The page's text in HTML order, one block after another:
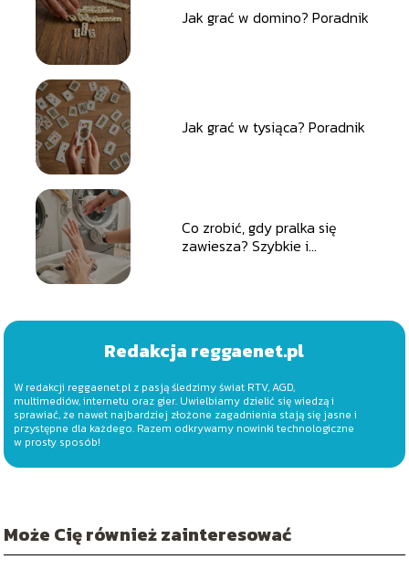
Jak grać w domino? Poradnik
Jak grać w tysiąca? Poradnik
Co zrobić, gdy pralka się
zawiesza? Szybkie i
Redakcja reggaenet.pl
W redakcji reggaenet.pl z pasją śledzimy świat RTV, AGD,
multimediów, internetu oraz gier. Uwielbiamy dzielić się wiedzą i
sprawiać, że nawet najbardziej złożone zagadnienia stają się jasne i
przystępne dla każdego. Razem odkrywamy nowinki technologiczne
w prosty sposób!
Może Cię również zainteresować